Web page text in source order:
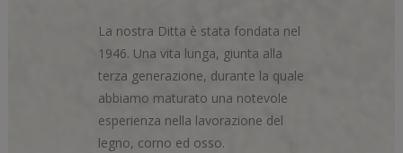
La nostra Ditta è stata fondata nel
1946. Una vita lunga, giunta alla
terza generazione, durante la quale
abbiamo maturato una notevole
esperienza nella lavorazione del
legno, corno ed osso.